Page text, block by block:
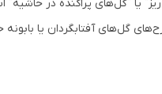
یا "گل‌های پراکنده در
گل‌های آفتابگردان یا